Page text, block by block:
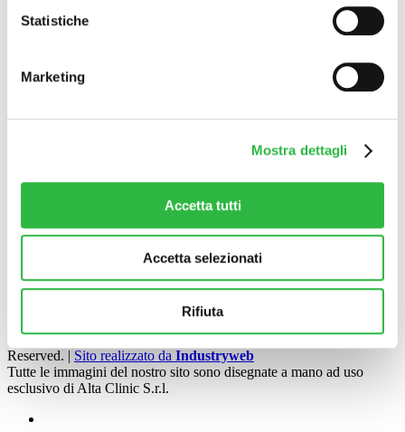
Statistiche
Marketing
Mostra dettagli
Accetta tutti
Accetta selezionati
Rifiuta
Botulino – Rimodellamento rughe della fronte e
temporale
Trattamenti Corpo
Mesoterapia
Sedute Osteopatiche
Massaggio Metodo Renata França Drenante o
© 2026 Alta Clinic S.r.l. - Medicina Estetica Bergamo. All Rights
Reserved. | Sito realizzato da Industryweb
Tutte le immagini del nostro sito sono disegnate a mano ad uso
esclusivo di Alta Clinic S.r.l.